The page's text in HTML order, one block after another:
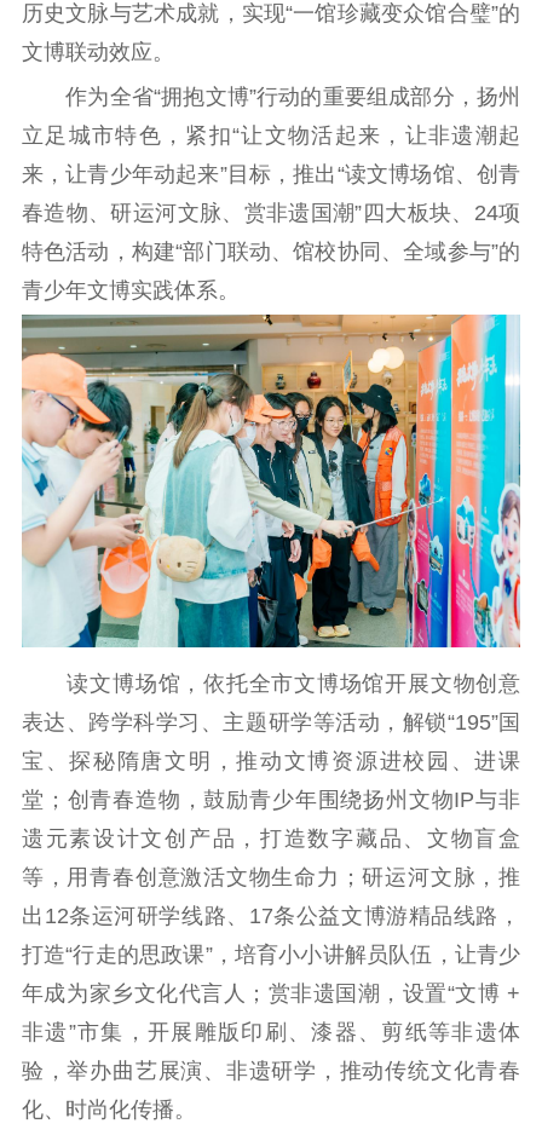
文化交流
体制改革
文化产业
紫金文化艺术节
精神文明
文明创建 文明实践
文明培育
先进典型
思想政治教育 爱国主义教育
全民国防教育
红色资源保护利
用
新闻出版
精品出版 全民阅读
出版监管
扫黄打非
电影工作
机关党建
党建要闻 学习在线
文化人才
紫金人才 职称评审
数据资源
公共服务
新时代公民素养
提升资源库
新闻出版
政务服务
作品著作权
登记服务
科研创新
历史文脉与艺术成就，实现“一馆珍藏变众馆合璧”的
文博联动效应。
作为全省“拥抱文博”行动的重要组成部分，扬州
立足城市特色，紧扣“让文物活起来，让非遗潮起
来，让青少年动起来”目标，推出“读文博场馆、创青
春造物、研运河文脉、赏非遗国潮”四大板块、24项
特色活动，构建“部门联动、馆校协同、全域参与”的
青少年文博实践体系。
读文博场馆，依托全市文博场馆开展文物创意
表达、跨学科学习、主题研学等活动，解锁“195”国
宝、探秘隋唐文明，推动文博资源进校园、进课
堂；创青春造物，鼓励青少年围绕扬州文物IP与非
遗元素设计文创产品，打造数字藏品、文物盲盒
等，用青春创意激活文物生命力；研运河文脉，推
出12条运河研学线路、17条公益文博游精品线路，
打造“行走的思政课”，培育小小讲解员队伍，让青少
年成为家乡文化代言人；赏非遗国潮，设置“文博 +
非遗”市集，开展雕版印刷、漆器、剪纸等非遗体
验，举办曲艺展演、非遗研学，推动传统文化青春
化、时尚化传播。